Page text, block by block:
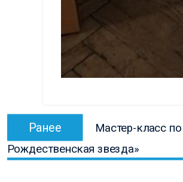
Навигация
записям
Ранее
запись:
Мастер-класс
Рождественская звезда»